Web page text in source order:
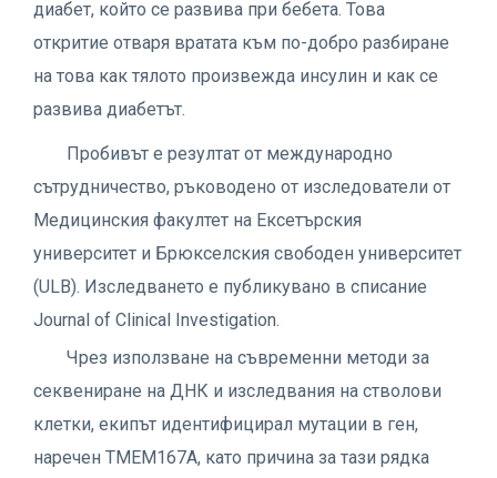
диабет, който се развива при бебета. Това
откритие отваря вратата към по-добро разбиране
на това как тялото произвежда инсулин и как се
развива диабетът.
Пробивът е резултат от международно
сътрудничество, ръководено от изследователи от
Медицинския факултет на Ексетърския
университет и Брюкселския свободен университет
(ULB). Изследването е публикувано в списание
Journal of Clinical Investigation.
Чрез използване на съвременни методи за
секвениране на ДНК и изследвания на стволови
клетки, екипът идентифицирал мутации в ген,
наречен TMEM167A, като причина за тази рядка